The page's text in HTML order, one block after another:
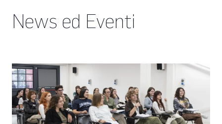
News ed Eventi